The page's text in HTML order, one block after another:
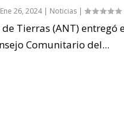
Ene 26, 2024| Noticias|
Tierras (ANT) entregó
Comunitario del...